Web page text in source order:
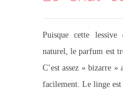
Puisque cette
naturel, le parfum est
C’est assez « bizarre
facilement. Le linge